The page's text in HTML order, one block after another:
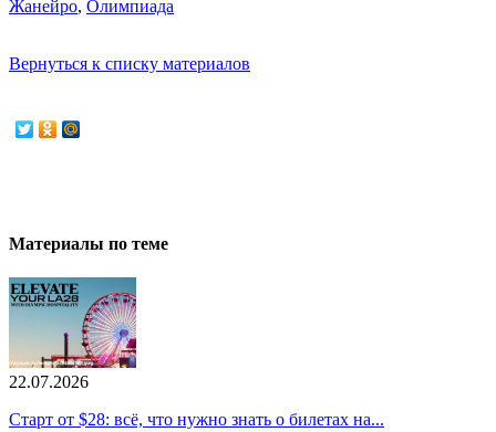
Жанейро, Олимпиада
Вернуться к списку материалов
Материалы по теме
22.07.2026
Старт от $28: всё, что нужно знать о билетах на...